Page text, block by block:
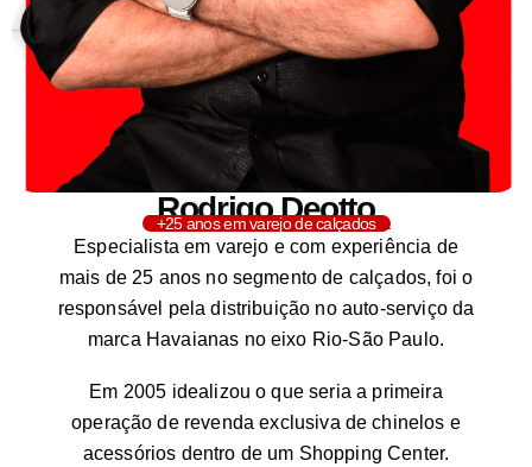
Rodrigo Deotto
CEO & Fundador da Sandaliaria
+25 anos em varejo de calçados
Especialista em varejo e com experiência de
mais de 25 anos no segmento de calçados, foi o
responsável pela distribuição no auto-serviço da
marca Havaianas no eixo Rio-São Paulo.
Em 2005 idealizou o que seria a primeira
operação de revenda exclusiva de chinelos e
acessórios dentro de um Shopping Center.